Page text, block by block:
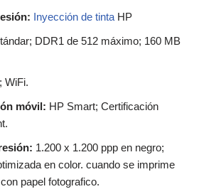
Inyección de tinta HP
DDR1 de 512 máximo; 160 MB
WiFi.
móvil: HP Smart; Certificación
1.200 x 1.200 ppp en negro;
en color. cuando se imprime
papel fotografico.